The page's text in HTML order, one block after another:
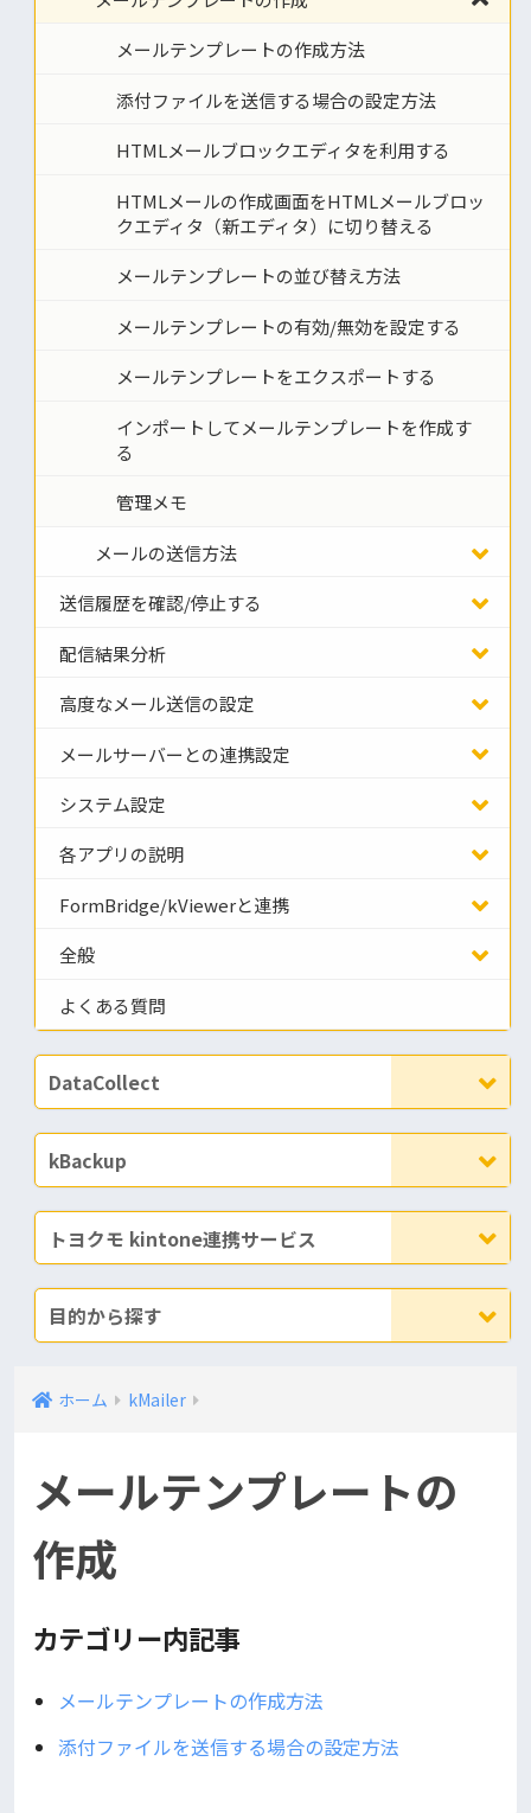
メールテンプレートの作成方法
添付ファイルを送信する場合の設定方法
HTMLメールブロックエディタを利用する
HTMLメールの作成画面をHTMLメールブロッ
クエディタ（新エディタ）に切り替える
メールテンプレートの並び替え方法
メールテンプレートの有効/無効を設定する
メールテンプレートをエクスポートする
インポートしてメールテンプレートを作成す
る
管理メモ
メールの送信方法
送信履歴を確認/停止する
配信結果分析
高度なメール送信の設定
メールサーバーとの連携設定
システム設定
各アプリの説明
FormBridge/kViewerと連携
全般
よくある質問
DataCollect
kBackup
トヨクモ kintone連携サービス
目的から探す
ホーム kMailer
メールテンプレートの
作成
カテゴリー内記事
メールテンプレートの作成方法
添付ファイルを送信する場合の設定方法